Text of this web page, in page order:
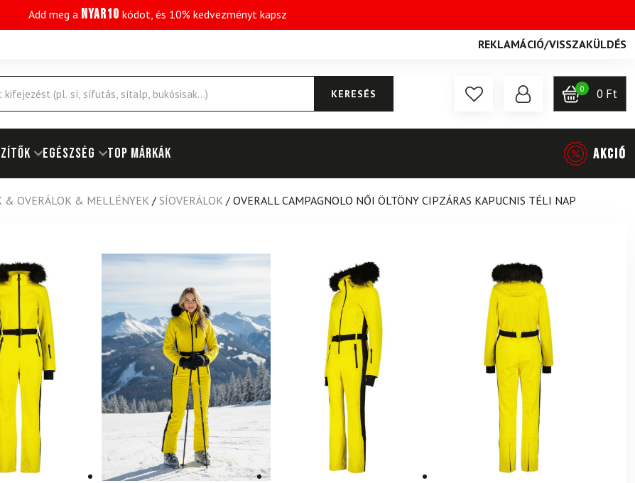
Add meg a NYAR10 kódot, és 10% kedvezményt kapsz
REKLAMÁCIÓ/VISSZAKÜLDÉS
KERESÉS 0 0 Ft
EGÉSZSÉG Top márkák AKCIÓ
& OVERÁLOK & MELLÉNYEK / SÍOVERÁLOK / OVERALL CAMPAGNOLO NŐI ÖLTÖNY CIPZÁRAS KAPUCNIS TÉLI NAP